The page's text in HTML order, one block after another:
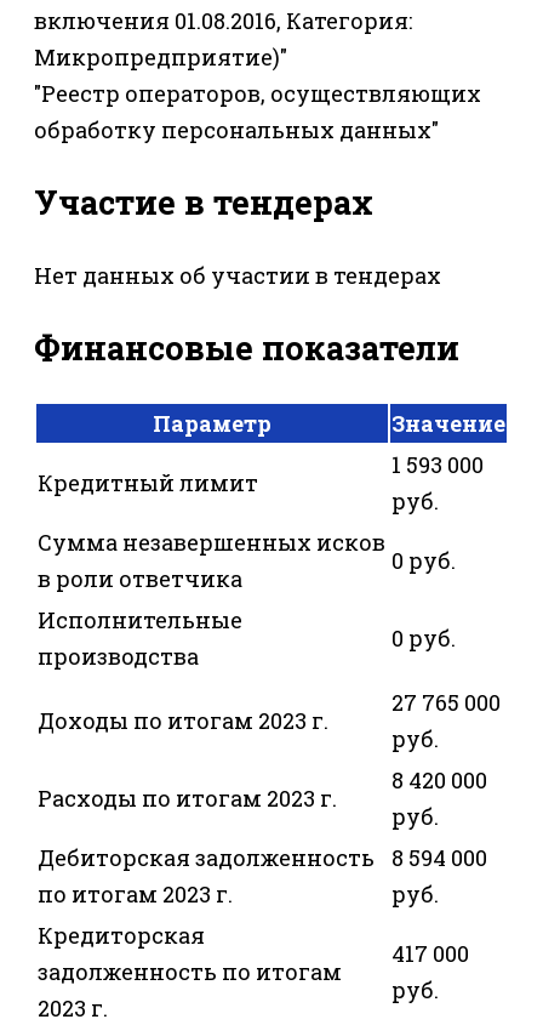
включения 01.08.2016, Категория:
Микропредприятие)"
"Реестр операторов, осуществляющих
обработку персональных данных"
Участие в тендерах
Нет данных об участии в тендерах
Финансовые показатели
Параметр Значение
Кредитный лимит
1 593 000
руб.
Сумма незавершенных исков
в роли ответчика
0 руб.
Исполнительные
производства
0 руб.
Доходы по итогам 2023 г.
27 765 000
руб.
Расходы по итогам 2023 г.
8 420 000
руб.
Дебиторская задолженность
по итогам 2023 г.
8 594 000
руб.
Кредиторская
задолженность по итогам
2023 г.
417 000
руб.